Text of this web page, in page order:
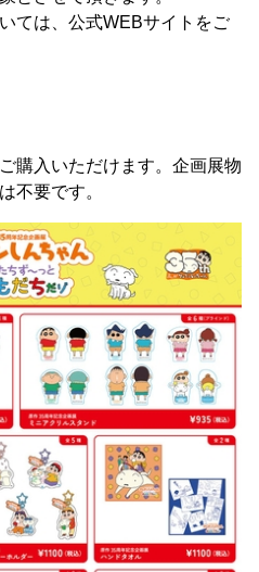
ては、公式WEBサイトをご
購入いただけます。企画展物
不要です。